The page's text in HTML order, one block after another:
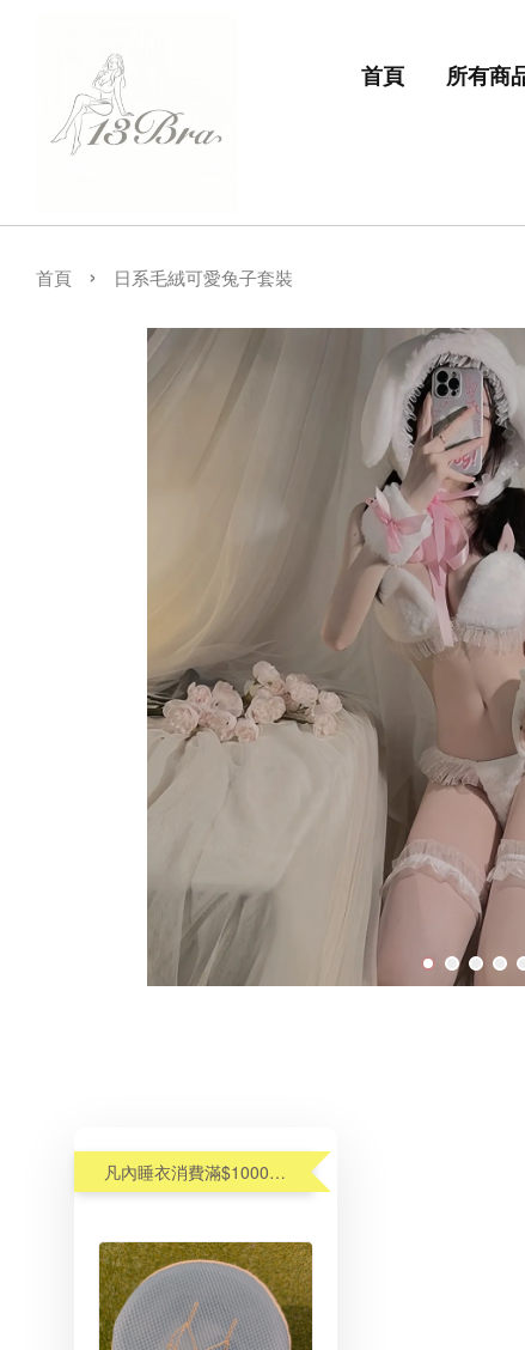
首頁 所有商
首頁 › 日系毛絨可愛兔子套裝
凡內睡衣消費滿$1000元,享優惠價加購內衣洗衣袋$99(原$190)